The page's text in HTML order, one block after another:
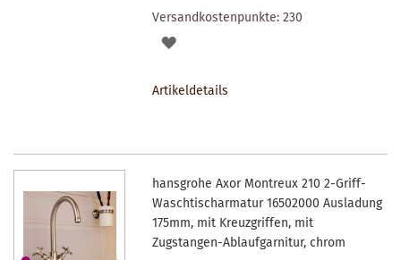
Versandkostenpunkte:230
AUF
Artikeldetails
hansgrohe Axor Montreux 210 2-Griff-
Waschtischarmatur 16502000 Ausladung
175mm, mit Kreuzgriffen, mit
Zugstangen-Ablaufgarnitur, chrom